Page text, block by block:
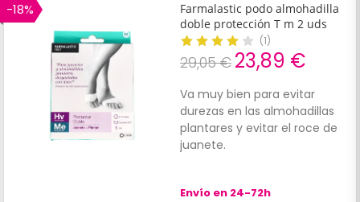
-18%
Farmalastic podo almohadilla
doble protección T m 2 uds
(1)
29,05 € 23,89 €
Va muy bien para evitar
durezas en las almohadillas
plantares y evitar el roce de
juanete.
Envío en 24-72h